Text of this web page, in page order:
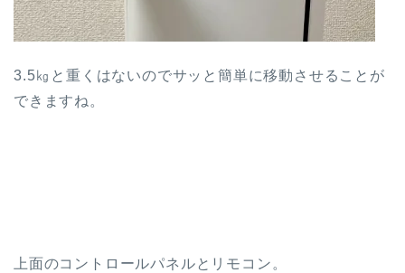
3.5㎏と重くはないのでサッと簡単に移動させることが
できますね。
上面のコントロールパネルとリモコン。